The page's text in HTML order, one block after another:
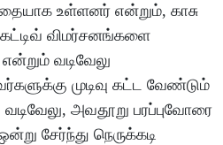
உள்ளனர் என்றும், காசு
விமர்சனங்களை
வடிவேலு
முடிவு கட்ட வேண்டும்
அவதூறு பரப்புவோரை
சேர்ந்து நெருக்கடி